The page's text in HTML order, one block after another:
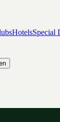
HotelsSpecial